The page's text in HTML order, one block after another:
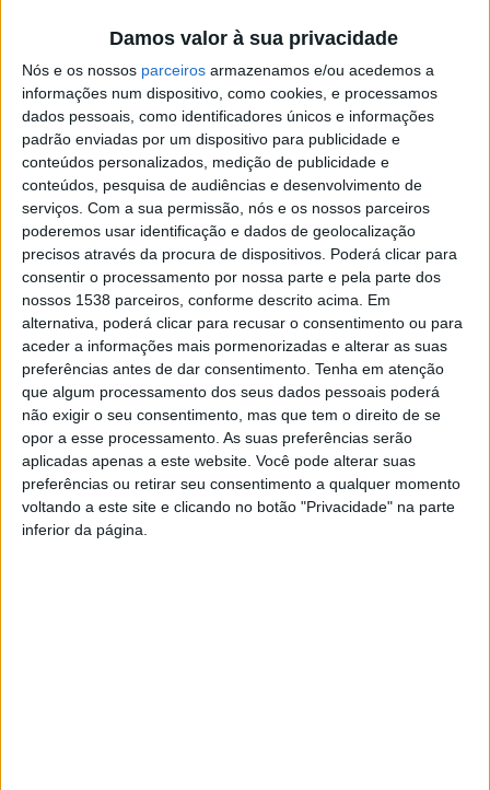
Damos valor à sua privacidade
Nós e os nossos parceiros armazenamos e/ou acedemos a
informações num dispositivo, como cookies, e processamos
dados pessoais, como identificadores únicos e informações
padrão enviadas por um dispositivo para publicidade e
conteúdos personalizados, medição de publicidade e
conteúdos, pesquisa de audiências e desenvolvimento de
serviços. Com a sua permissão, nós e os nossos parceiros
poderemos usar identificação e dados de geolocalização
precisos através da procura de dispositivos. Poderá clicar para
consentir o processamento por nossa parte e pela parte dos
nossos 1538 parceiros, conforme descrito acima. Em
alternativa, poderá clicar para recusar o consentimento ou para
aceder a informações mais pormenorizadas e alterar as suas
preferências antes de dar consentimento. Tenha em atenção
que algum processamento dos seus dados pessoais poderá
não exigir o seu consentimento, mas que tem o direito de se
opor a esse processamento. As suas preferências serão
aplicadas apenas a este website. Você pode alterar suas
preferências ou retirar seu consentimento a qualquer momento
voltando a este site e clicando no botão "Privacidade" na parte
inferior da página.
Box Fashion – – Moda Vieira
2016 Coleção Outono-
Inverno
FAR WEST – – Moda Vieira
2016 Coleção Outono-
Inverno
Comércio local brilhou no
Moda Vieira
YouTube Video
VVUtRU85MzBBcHpOcU5BUnpKX0wyV1ZBLkR5TmFiVWVZZDhv